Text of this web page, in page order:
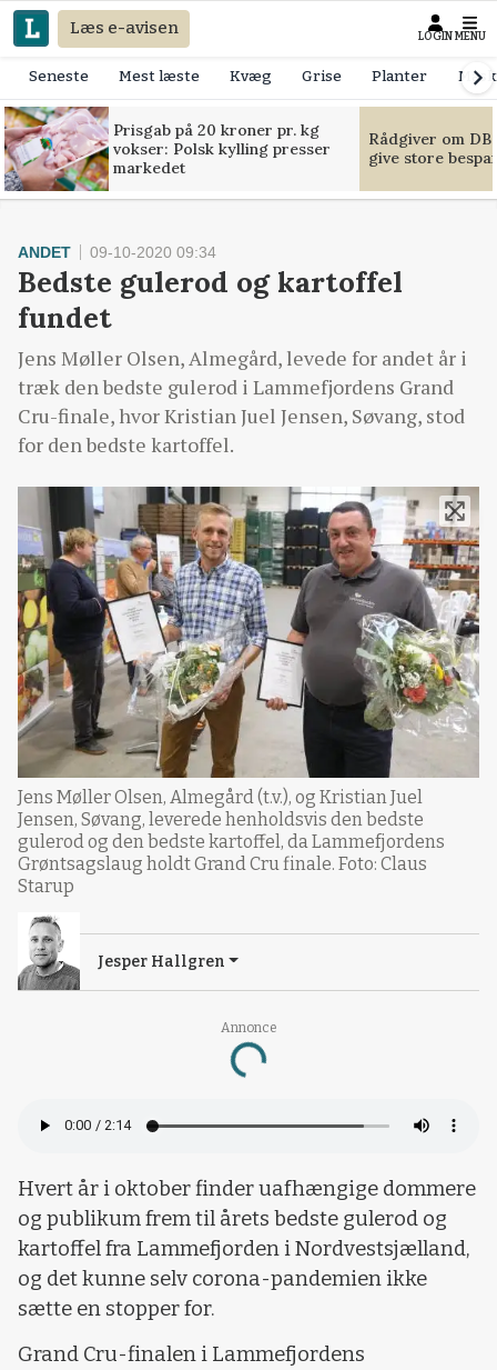
Læs e-avisen LOGIN MENU
Seneste Mest læste Kvæg Grise Planter
Prisgab på 20 kroner pr. kg
vokser: Polsk kylling presser
markedet
Rådgiver om
give store
Annonce
Loading...
ANDET 09-10-2020 09:34
Bedste gulerod og kartoffel
fundet
Jens Møller Olsen, Almegård, levede for andet år i
træk den bedste gulerod i Lammefjordens Grand
Cru-finale, hvor Kristian Juel Jensen, Søvang, stod
for den bedste kartoffel.
Jens Møller Olsen, Almegård (t.v.), og Kristian Juel
Jensen, Søvang, leverede henholdsvis den bedste
gulerod og den bedste kartoffel, da Lammefjordens
Grøntsagslaug holdt Grand Cru finale. Foto: Claus
Starup
Jesper Hallgren
Hvert år i oktober finder uafhængige dommere
og publikum frem til årets bedste gulerod og
kartoffel fra Lammefjorden i Nordvestsjælland,
og det kunne selv corona-pandemien ikke
sætte en stopper for.
Grand Cru-finalen i Lammefjordens